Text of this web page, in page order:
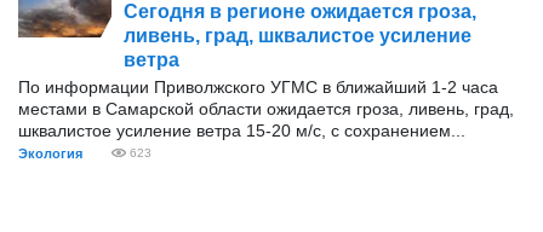
Сегодня в регионе ожидается гроза,
ливень, град, шквалистое усиление
ветра
По информации Приволжского УГМС в ближайший 1-2 часа
местами в Самарской области ожидается гроза, ливень, град,
шквалистое усиление ветра 15-20 м/с, с сохранением...
Экология 623